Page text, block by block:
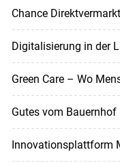
Chance
Digitalisierung in der
Green Care – Wo
Gutes vom Bauernhof
Innovationsplattform